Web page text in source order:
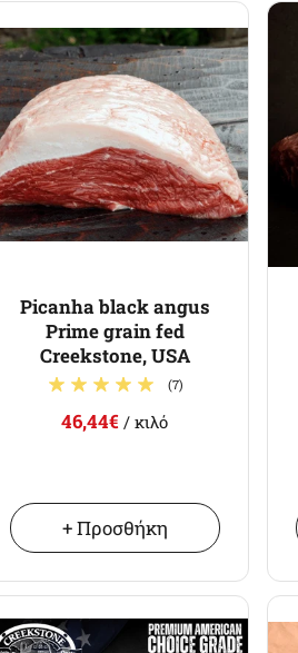
Picanha black angus
Prime grain fed
Creekstone, USA
(7)
46,44€/ κιλό
+ Προσθήκη